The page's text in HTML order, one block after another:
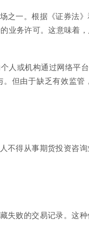
之一。根据《证券法
业务许可。这意味着
人或机构通过网络平
但由于缺乏有效监
不得从事期货投资咨
失败的交易记录。这